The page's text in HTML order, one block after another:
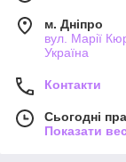
м. Дніпро
вул. Марії
Україна
Контакти
Сьогодні
Показати